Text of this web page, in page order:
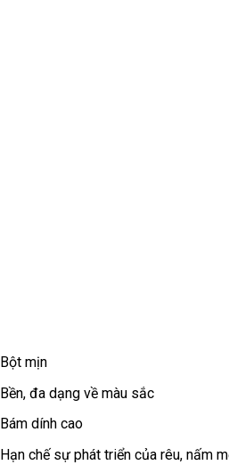
Bột mịn
Bền, đa dạng về màu sắc
Bám dính cao
Hạn chế sự phát triển của rêu, nấm